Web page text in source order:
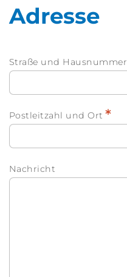
Adresse
Straße und Hausnummer
Postleitzahl und Ort *
Nachricht